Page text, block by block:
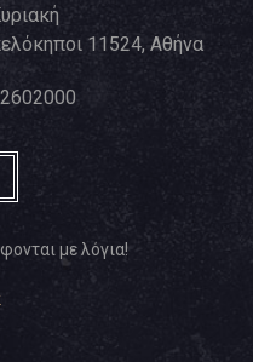
11524, Αθήνα
με λόγια!